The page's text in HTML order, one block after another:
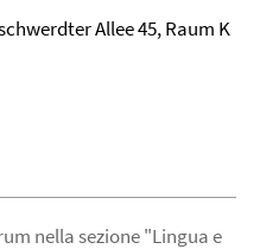
Allee 45, Raum K
nella sezione "Lingua e